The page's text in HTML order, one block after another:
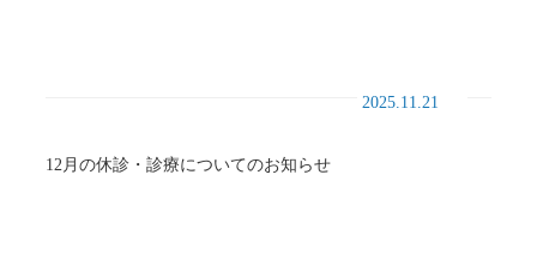
2025.11.21
12月の休診・診療についてのお知らせ